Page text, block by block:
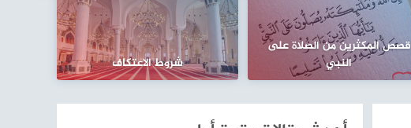
قصص المكثرين من الصلاة على
النبي
شروط الاعتكاف